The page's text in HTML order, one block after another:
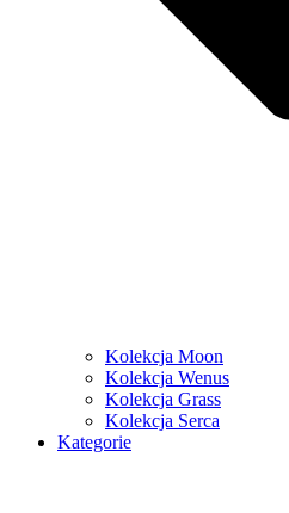
Kolekcja Moon
Kolekcja Wenus
Kolekcja Grass
Kolekcja Serca
Kategorie